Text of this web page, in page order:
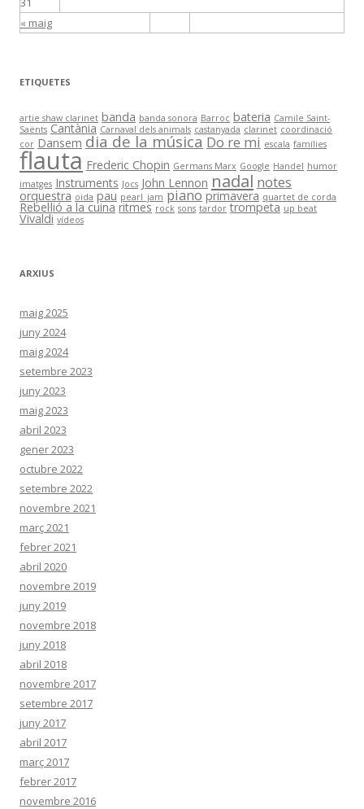
« maig
ETIQUETES
artie shaw clarinet banda banda sonora Barroc bateria Camile Saint-
Saënts Cantània Carnaval dels animals castanyada clarinet coordinació
cor Dansem dia de la música Do re mi escala famílies
flauta Frederic Chopin Germans Marx Google Handel humor
imatges Instruments Jocs John Lennon nadal notes
orquestra oïda pau pearl_jam piano primavera quartet de corda
Rebel·lió a la cuina ritmes rock sons tardor trompeta up beat
Vivaldi vídeos
ARXIUS
maig 2025
juny 2024
maig 2024
setembre 2023
juny 2023
maig 2023
abril 2023
gener 2023
octubre 2022
setembre 2022
novembre 2021
març 2021
febrer 2021
abril 2020
novembre 2019
juny 2019
novembre 2018
juny 2018
abril 2018
novembre 2017
setembre 2017
juny 2017
abril 2017
març 2017
febrer 2017
novembre 2016